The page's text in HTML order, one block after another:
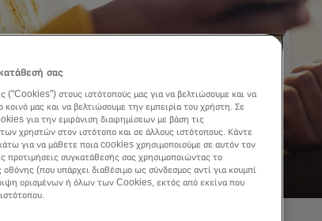
σας
("Cookies") στους ιστότοπούς μας για να βελτιώσουμε και να
μας και να βελτιώσουμε την εμπειρία του χρήστη. Σε
για την εμφάνιση διαφημίσεων με βάση τις
χρηστών στον ιστότοπο και σε άλλους ιστότοπους. Κάντε
για να μάθετε ποια cookies χρησιμοποιούμε σε αυτόν τον
προτιμήσεις συγκατάθεσής σας χρησιμοποιώντας το
(που υπάρχει διαθέσιμο ως σύνδεσμος αντί για κουμπί
ορισμένων ή όλων των Cookies, εκτός από εκείνα που